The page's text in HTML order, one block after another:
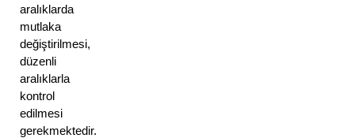
aralıklarda
mutlaka
değiştirilmesi,
düzenli
aralıklarla
kontrol
edilmesi
gerekmektedir.